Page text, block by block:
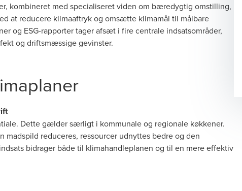
kombineret med specialiseret viden om bæredygtig omstilling,
at reducere klimaaftryk og omsætte klimamål til målbare
og ESG-rapporter tager afsæt i fire centrale indsatsområder,
og driftsmæssige gevinster.
Dette gælder særligt i kommunale og regionale køkkener.
madspild reduceres, ressourcer udnyttes bedre og den
bidrager både til klimahandleplanen og til en mere effektiv